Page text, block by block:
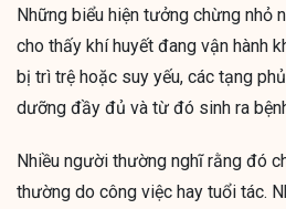
Những biểu hiện tưởng chừng nhỏ
cho thấy khí huyết đang vận hành
bị trì trệ hoặc suy yếu, các tạng
dưỡng đầy đủ và từ đó sinh ra
Nhiều người thường nghĩ rằng đó
thường do công việc hay tuổi tác.